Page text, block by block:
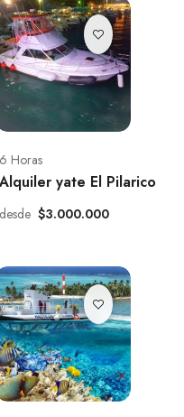
6 Horas
Alquiler yate El Pilarico
desde $3.000.000